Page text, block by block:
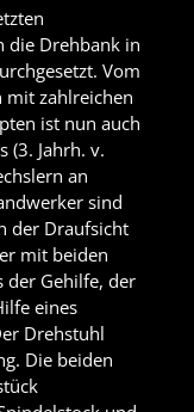
die Drehbank in
Vom
mit zahlreichen
ist nun auch
(3. Jahrh. v.
an
sind
der Draufsicht
mit beiden
der Gehilfe, der
eines
Drehstuhl
Die beiden